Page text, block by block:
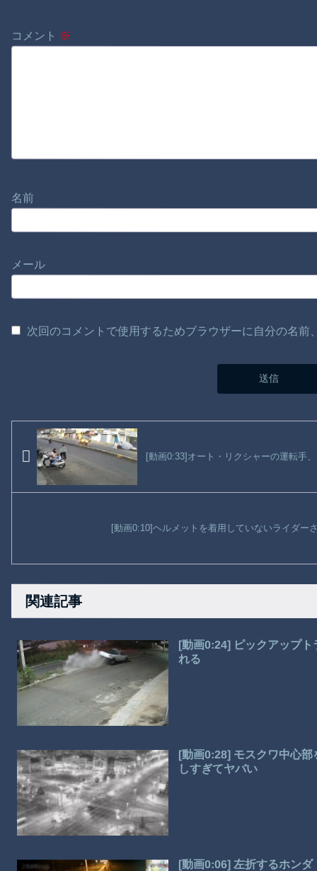
コメント ※
名前
メール
次回のコメントで使用するためブラウザーに自分の名
[動画0:33]オート・リクシャーの運転手
[動画0:10]ヘルメットを着用していないライダー
関連記事
[動画0:24] ピックアップ
れる
[動画0:28] モスクワ中心
しすぎてヤバい
[動画0:06] 左折するホン